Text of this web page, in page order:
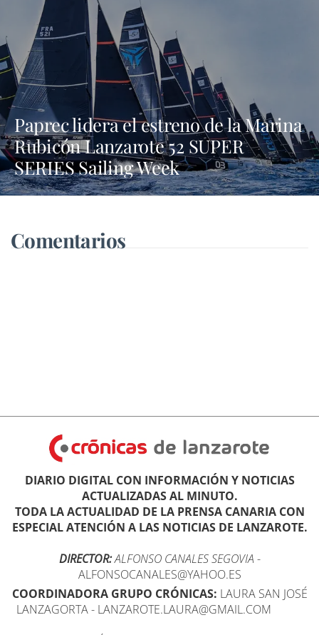
Paprec lidera el estreno de la Marina
Rubicón Lanzarote 52 SUPER
SERIES Sailing Week
Comentarios
DIARIO DIGITAL CON INFORMACIÓN Y NOTICIAS
ACTUALIZADAS AL MINUTO.
TODA LA ACTUALIDAD DE LA PRENSA CANARIA CON
ESPECIAL ATENCIÓN A LAS NOTICIAS DE LANZAROTE.
DIRECTOR:ALFONSO CANALES SEGOVIA -
ALFONSOCANALES@YAHOO.ES
COORDINADORA GRUPO CRÓNICAS: LAURA SAN JOSÉ
LANZAGORTA - LANZAROTE.LAURA@GMAIL.COM